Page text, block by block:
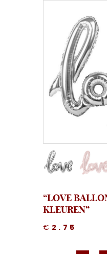
“LOVE
KLEUREN”
€ 2.75